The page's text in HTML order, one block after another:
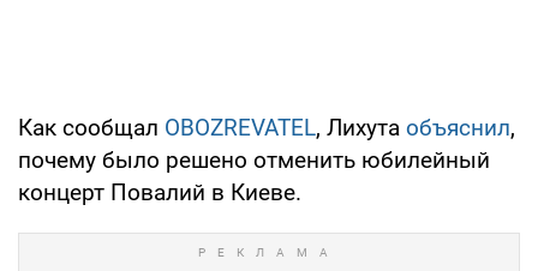
Как сообщал OBOZREVATEL, Лихута объяснил,
почему было решено отменить юбилейный
концерт Повалий в Киеве.